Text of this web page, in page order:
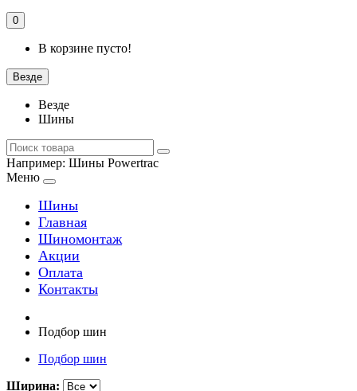
0
В корзине пусто!
Везде
Везде
Шины
Например: Шины Powertrac
Меню
Шины
Главная
Шиномонтаж
Акции
Оплата
Контакты
Подбор шин
Подбор шин
Ширина: